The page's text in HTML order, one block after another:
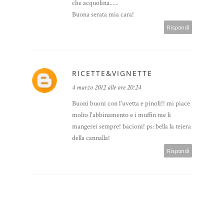
che acquolina......
Buona serata mia cara!
Rispondi
RICETTE&VIGNETTE
4 marzo 2012 alle ore 20:24
Buoni buoni con l'uvetta e pinoli!! mi piace
molto l'abbinamento e i muffin me li
mangerei sempre! bacioni! ps: bella la teiera
della cannalla!
Rispondi